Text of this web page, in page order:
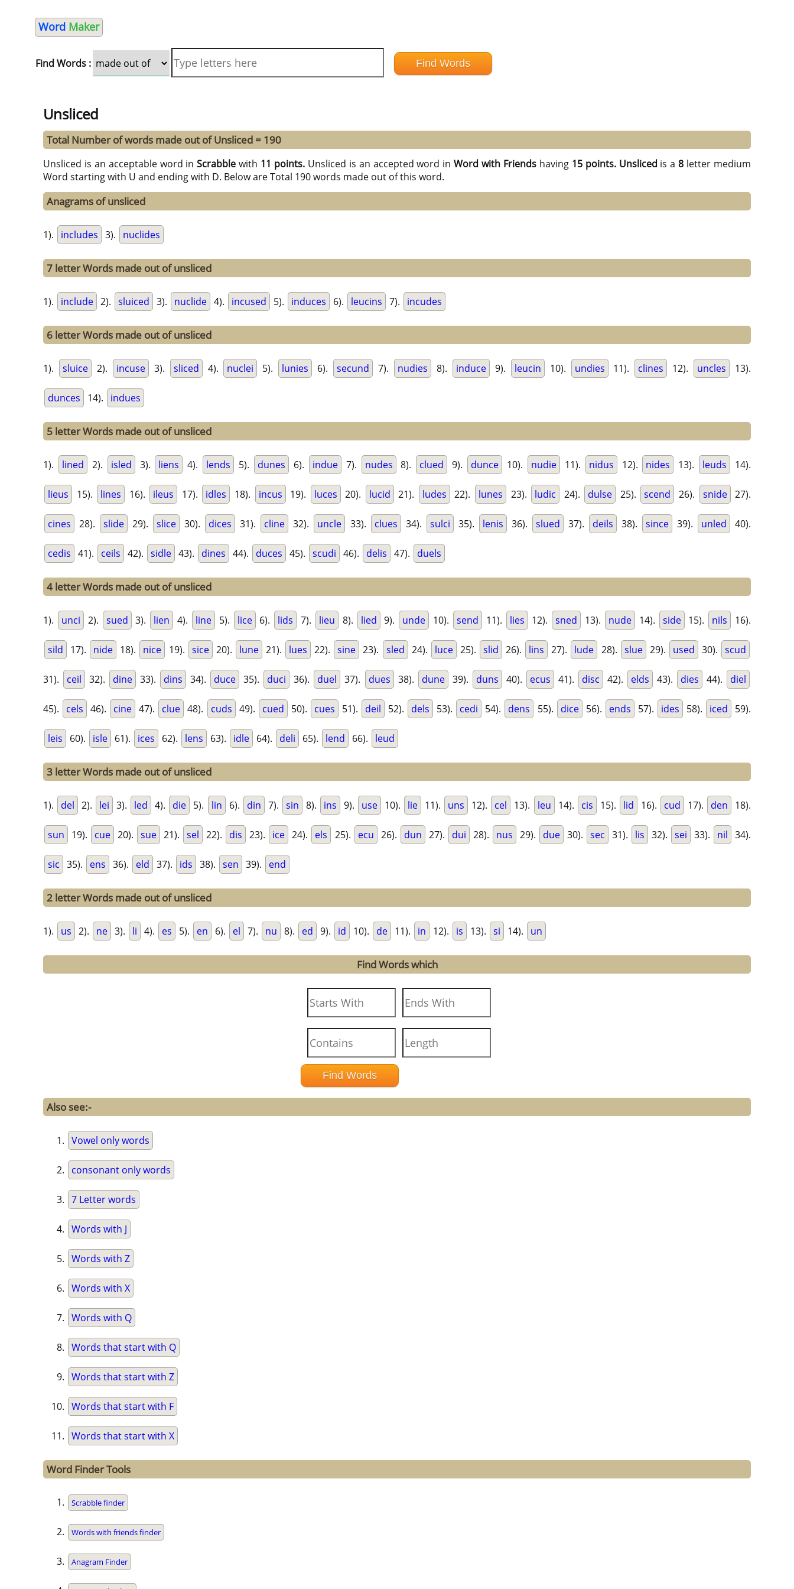
Word Maker
Find Words :
Unsliced
Total Number of words made out of Unsliced = 190
Unsliced is an acceptable word inScrabble with 11 points. Unsliced is an accepted word inWord with Friends having 15 points. Unsliced is a8 letter medium
Word starting with U and ending with D. Below are Total 190 words made out of this word.
Anagrams of unsliced
1). includes 3). nuclides
7 letter Words made out of unsliced
1). include 2). sluiced 3). nuclide 4). incused 5). induces 6). leucins 7). incudes
6 letter Words made out of unsliced
1). sluice 2). incuse 3). sliced 4). nuclei 5). lunies 6). secund 7). nudies 8). induce 9). leucin 10). undies 11). clines 12). uncles 13).
dunces 14). indues
5 letter Words made out of unsliced
1). lined 2). isled 3). liens 4). lends 5). dunes 6). indue 7). nudes 8). clued 9). dunce 10). nudie 11). nidus 12). nides 13). leuds 14).
lieus 15). lines 16). ileus 17). idles 18). incus 19). luces 20). lucid 21). ludes 22). lunes 23). ludic 24). dulse 25). scend 26). snide 27).
cines 28). slide 29). slice 30). dices 31). cline 32). uncle 33). clues 34). sulci 35). lenis 36). slued 37). deils 38). since 39). unled 40).
cedis 41). ceils 42). sidle 43). dines 44). duces 45). scudi 46). delis 47). duels
4 letter Words made out of unsliced
1). unci 2). sued 3). lien 4). line 5). lice 6). lids 7). lieu 8). lied 9). unde 10). send 11). lies 12). sned 13). nude 14). side 15). nils 16).
sild 17). nide 18). nice 19). sice 20). lune 21). lues 22). sine 23). sled 24). luce 25). slid 26). lins 27). lude 28). slue 29). used 30). scud
31). ceil 32). dine 33). dins 34). duce 35). duci 36). duel 37). dues 38). dune 39). duns 40). ecus 41). disc 42). elds 43). dies 44). diel
45). cels 46). cine 47). clue 48). cuds 49). cued 50). cues 51). deil 52). dels 53). cedi 54). dens 55). dice 56). ends 57). ides 58). iced 59).
leis 60). isle 61). ices 62). lens 63). idle 64). deli 65). lend 66). leud
3 letter Words made out of unsliced
1). del 2). lei 3). led 4). die 5). lin 6). din 7). sin 8). ins 9). use 10). lie 11). uns 12). cel 13). leu 14). cis 15). lid 16). cud 17). den 18).
sun 19). cue 20). sue 21). sel 22). dis 23). ice 24). els 25). ecu 26). dun 27). dui 28). nus 29). due 30). sec 31). lis 32). sei 33). nil 34).
sic 35). ens 36). eld 37). ids 38). sen 39). end
2 letter Words made out of unsliced
1). us 2). ne 3). li 4). es 5). en 6). el 7). nu 8). ed 9). id 10). de 11). in 12). is 13). si 14). un
Find Words which
Also see:-
Vowel only words
consonant only words
7 Letter words
Words with J
Words with Z
Words with X
Words with Q
Words that start with Q
Words that start with Z
Words that start with F
Words that start with X
Word Finder Tools
Scrabble finder
Words with friends finder
Anagram Finder